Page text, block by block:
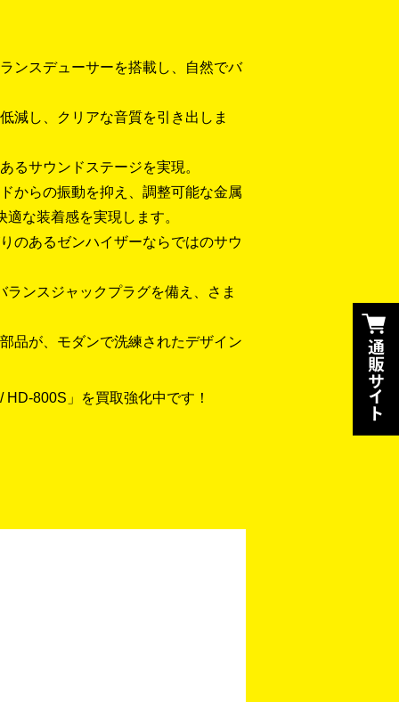
ンスデューサーを搭載し、自然でバ
減し、クリアな音質を引き出しま
るサウンドステージを実現。
からの振動を抑え、調整可能な金属
な装着感を実現します。
のあるゼンハイザーならではのサウ
ンスジャックプラグを備え、さま
品が、モダンで洗練されたデザイン
800S」を買取強化中です！